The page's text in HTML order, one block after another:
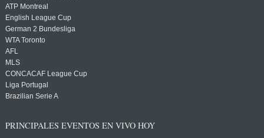
ATP Montreal
English League Cup
German 2 Bundesliga
WTA Toronto
AFL
MLS
CONCACAF League Cup
Liga Portugal
Brazilian Serie A
PRINCIPALES EVENTOS EN VIVO HOY